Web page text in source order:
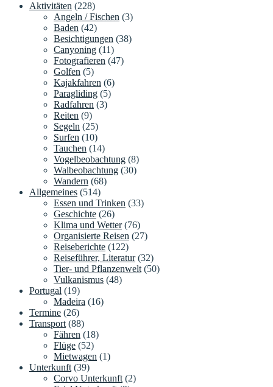
Aktivitäten (228)
Angeln / Fischen (3)
Baden (42)
Besichtigungen (38)
Canyoning (11)
Fotografieren (47)
Golfen (5)
Kajakfahren (6)
Paragliding (5)
Radfahren (3)
Reiten (9)
Segeln (25)
Surfen (10)
Tauchen (14)
Vogelbeobachtung (8)
Walbeobachtung (30)
Wandern (68)
Allgemeines (514)
Essen und Trinken (33)
Geschichte (26)
Klima und Wetter(76)
Organisierte Reisen (27)
Reiseberichte (122)
Reiseführer, Literatur(32)
Tier- und Pflanzenwelt (50)
Vulkanismus (48)
Portugal (19)
Madeira (16)
Termine (26)
Transport (88)
Fähren (18)
Flüge (52)
Mietwagen (1)
Unterkunft (39)
Corvo Unterkunft (2)